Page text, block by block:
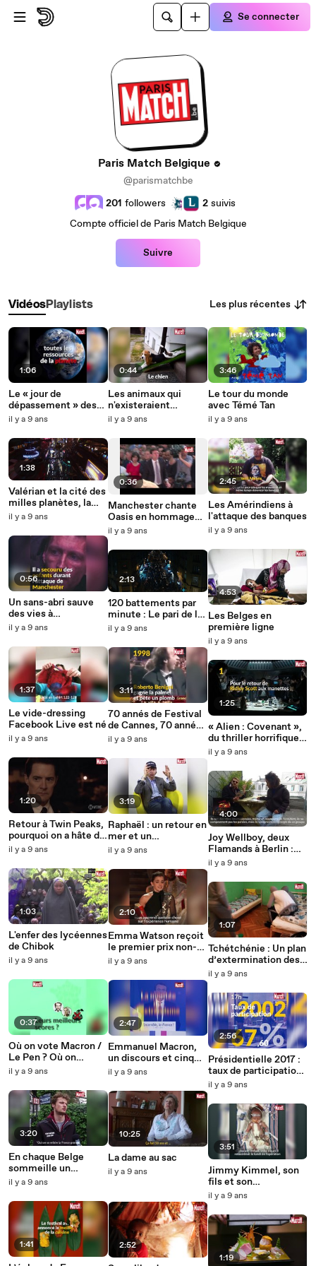
Passer au contenu principal
Se connecter
Paris Match Belgique
@parismatchbe
201 followers 2 suivis
Compte officiel de Paris Match Belgique
Suivre
VidéosPlaylists Les plus récentes
1:06
Le « jour de
dépassement » des
ressources de la
année plus tôt
il y a 9 ans
1:38
Valérian et la cité des
milles planètes, la
bande annonce
il y a 9 ans
0:56
Un sans-abri sauve
des vies à
Manchester
il y a 9 ans
1:37
Le vide-dressing
Facebook Live est né
il y a 9 ans
1:20
Retour à Twin Peaks,
pourquoi on a hâte d'y
retourner ?
il y a 9 ans
1:03
L'enfer des lycéennes
de Chibok
il y a 9 ans
0:37
Où on vote Macron /
Le Pen ? Où on
s'abstient ?
il y a 9 ans
3:20
En chaque Belge
sommeille un
électeur français
il y a 9 ans
1:41
0:44
Les animaux qui
n'existeraient
probablement pas
il y a 9 ans
0:36
Manchester chante
Oasis en hommage
aux victimes des
il y a 9 ans
2:13
120 battements par
minute : Le pari de la
Palme a désormais
officielle
il y a 9 ans
3:11
70 annés de Festival
de Cannes, 70 années
d'évènements
il y a 9 ans
3:19
Raphaël : un retour en
mer et un
anticyclone
il y a 9 ans
2:10
Emma Watson reçoit
le premier prix non-
genré de l'Histoire
il y a 9 ans
2:47
Emmanuel Macron,
un discours et cinq
points
il y a 9 ans
10:25
La dame au sac
il y a 9 ans
2:52
3:46
Le tour du monde
avec Témé Tan
il y a 9 ans
2:45
Les Amérindiens à
l'attaque des banques
il y a 9 ans
4:53
Les Belges en
première ligne
il y a 9 ans
1:25
« Alien : Covenant »,
du thriller horrifique
spatial à la saga
il y a 9 ans
4:00
Joy Wellboy, deux
Flamands à Berlin :
"Musicalement, on
beaucoup en français"
il y a 9 ans
1:07
Tchétchénie : Un plan
d’extermination des
homosexuels avant le
il y a 9 ans
2:56
Présidentielle 2017 :
taux de participation
à 17h
il y a 9 ans
3:51
Jimmy Kimmel, son
fils et son
engagement pour
il y a 9 ans
1:19